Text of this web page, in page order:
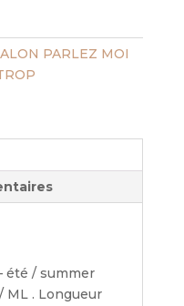
PARLEZ MOI
été / summer
ML . Longueur